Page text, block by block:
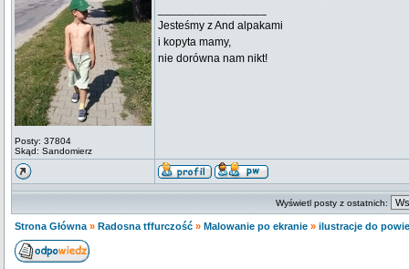
Posty: 37804
Skąd: Sandomierz
Jesteśmy z And alpakami
i kopyta mamy,
nie dorówna nam nikt!
Wyświetl posty z ostatnich:
Strona Główna » Radosna tffurczość » Malowanie po ekranie » ilustracje do